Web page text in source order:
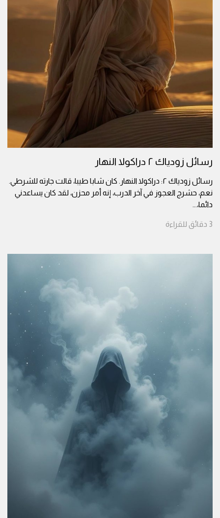
رسائل زودياك ٢ دراكولا النهار
رسائل زودياك ٢: دراكولا النهار. كان شابا طيبا، قالت جارته للشرطي.
نعم، حشرج العجوز في آخر الدرب، إنه أمر محزن، لقد كان يساعدني
دائما،...
3 دقائق للقراءة